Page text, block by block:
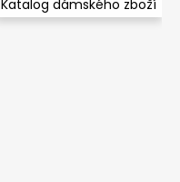
Katalog dámského zboží